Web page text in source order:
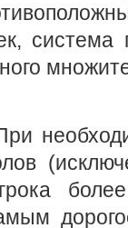
система